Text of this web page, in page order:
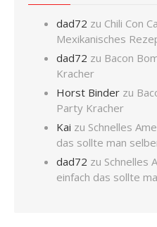
dad72 zu Chili Con
Mexikanisches
dad72 zu Bacon
Kracher
Horst Binder zu
Party Kracher
Kai zu Schnelles
das sollte man
dad72 zu Schnelles
einfach das sollte